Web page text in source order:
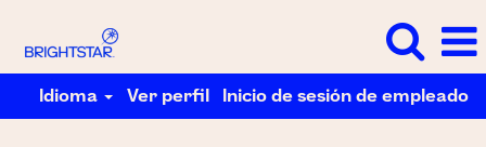
Idioma Ver perfil Inicio de sesión de empleado